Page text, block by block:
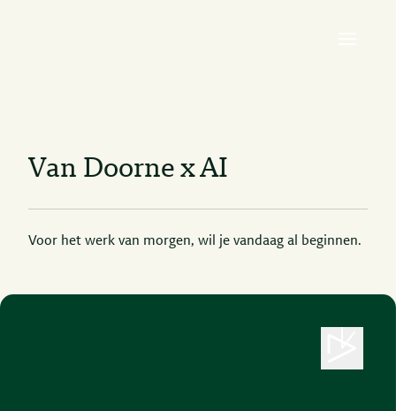
Van Doorne x AI
Voor het werk van morgen, wil je vandaag al beginnen.